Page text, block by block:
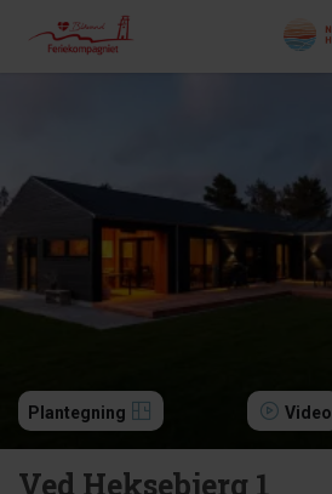
Plantegning Video
Ved Heksebjerg 1